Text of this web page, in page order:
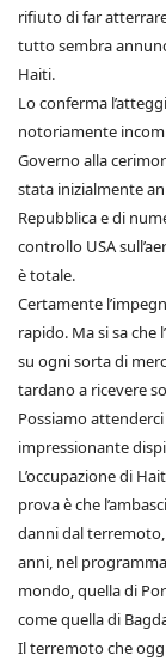
rifiuto di far
tutto sembra
Haiti.
Lo conferma
notoriamente
Governo alla
stata inizialmente
Repubblica e di
controllo USA
è totale.
Certamente
rapido. Ma si sa
su ogni sorta di
tardano a ricevere
Possiamo
impressionante
L’occupazione di
prova è che
danni dal terremoto,
anni, nel
mondo, quella di
come quella di
Il terremoto che